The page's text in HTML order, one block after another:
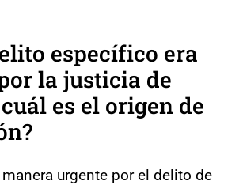
específico era
la justicia de
es el origen de
urgente por el delito de